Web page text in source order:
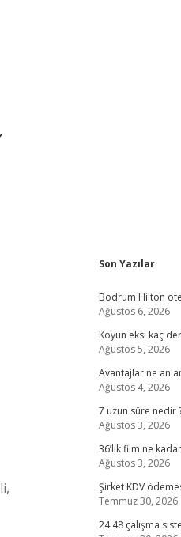
Son Yazılar
Bodrum Hilton
Ağustos 6, 2026
Koyun eksi kaç
Ağustos 5, 2026
Avantajlar ne
Ağustos 4, 2026
7 uzun sûre nedir
Ağustos 3, 2026
36’lık film ne
Ağustos 3, 2026
Şirket KDV
Temmuz 30, 2026
24 48 çalışma
betci